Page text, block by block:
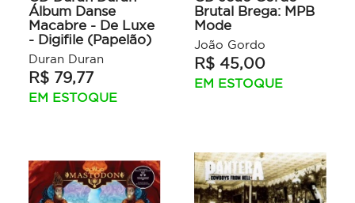
Álbum Danse
Macabre - De Luxe
- Digifile (Papelão)
Duran Duran
R$ 79,77
EM ESTOQUE
Brutal Brega: MPB
Mode
João Gordo
R$ 45,00
EM ESTOQUE